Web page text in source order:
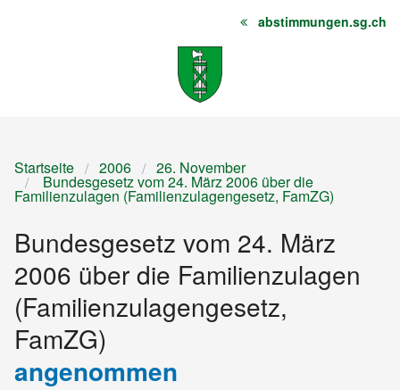
Startseite
Sitemap abstimmungen.sg.ch
Startseite 2006 26. November
Bundesgesetz vom 24. März 2006 über die
Familienzulagen (Familienzulagengesetz, FamZG)
Bundesgesetz vom 24. März
2006 über die Familienzulagen
(Familienzulagengesetz,
FamZG)
angenommen